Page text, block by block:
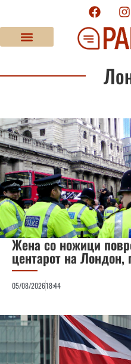
Жена со ножици
центарот на Лондон,
05/08/202618:44